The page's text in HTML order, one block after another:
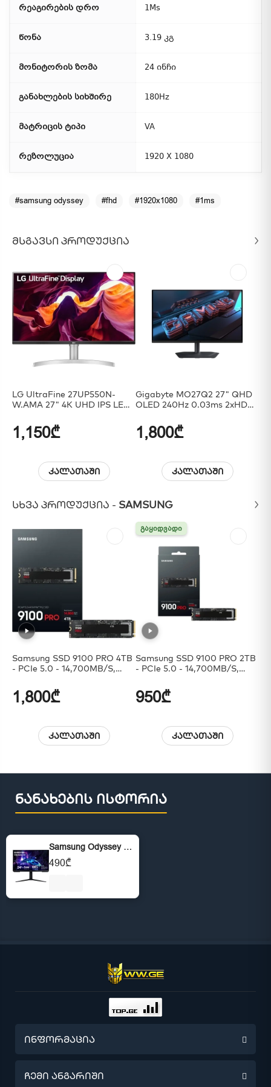
რეაგირების დრო 1Ms
წონა 3.19 კგ
მონიტორის ზომა 24 ინჩი
განახლების სიხშირე 180Hz
მატრიცის ტიპი VA
რეზოლუცია 1920 X 1080
#samsung odyssey #fhd #1920x1080 #1ms
ᲛᲡᲒᲐᲕᲡᲘ ᲞᲠᲝᲓᲣᲥᲪᲘᲐ
LG UltraFine 27UP550N-
W.AMA 27" 4K UHD IPS LED
60Hz Type-C
1,150₾
კალათაში
Gigabyte MO27Q2 27" QHD
OLED 240Hz 0.03ms 2xHDMI
Speaker Black
1,800₾
კალათაში
ᲡᲮᲕᲐ ᲞᲠᲝᲓᲣᲥᲪᲘᲐ - SAMSUNG
Samsung SSD 9100 PRO 4TB
- PCIe 5.0 - 14,700MB/s,
Gaming, And Heavy Duty
Workstations
1,800₾
კალათაში
ᲒᲐᲧᲘᲓᲕᲐᲓᲘ
ᲒᲐᲧᲘᲓᲕᲐᲓᲘ
Samsung SSD 9100 PRO 2TB
- PCIe 5.0 - 14,700MB/s,
Gaming, And Heavy Duty
Workstations
950₾
კალათაში
ნანახების ისტორია
Samsung Odyssey G3 24" FHD 1920x1080 VA 1ms 180Hz
490₾
ინფორმაცია
წინასწარი შეკვეთა
ჩემი ანგარიში